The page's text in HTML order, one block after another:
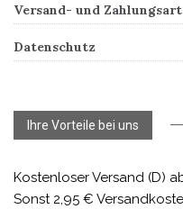
Versand- und
Datenschutz
Ihre Vorteile bei uns
Kostenloser Versand (D)
Sonst 2,95 €